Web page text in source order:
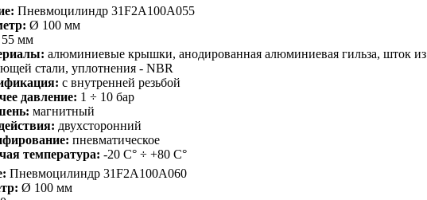
Пневмоцилиндр 31F2A100A055
Ø 100 мм
55 мм
алюминиевые крышки, анодированная алюминиевая гильза, шток из
стали, уплотнения - NBR
с внутренней резьбой
давление: 1 ÷ 10 бар
магнитный
двухсторонний
пневматическое
температура: -20 С° ÷ +80 С°
Пневмоцилиндр 31F2A100A060
Ø 100 мм